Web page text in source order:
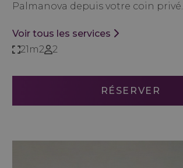
Palmanova depuis votre coin privé.
Voir tous les services
21m2
2
RÉSERVER